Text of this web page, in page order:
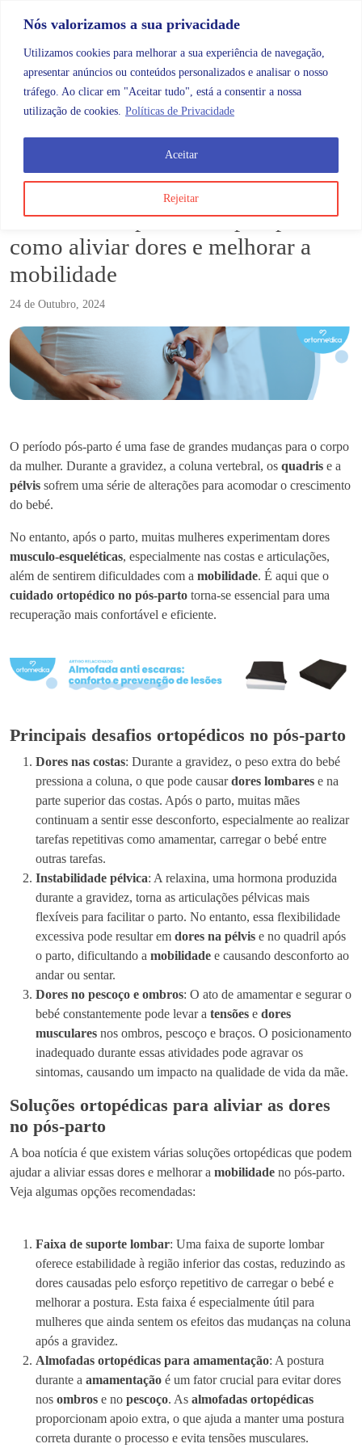
Nós valorizamos a sua privacidade
Utilizamos cookies para melhorar a sua experiência de navegação,
apresentar anúncios ou conteúdos personalizados e analisar o nosso
tráfego. Ao clicar em "Aceitar tudo", está a consentir a nossa
utilização de cookies. Políticas de Privacidade
Rejeitar
Aceitar
Categorias
Cuidado ortopédico no pós-parto: como aliviar
Cuidado ortopédico no pós-parto:
como aliviar dores e melhorar a
mobilidade
24 de Outubro, 2024
O período pós-parto é uma fase de grandes mudanças para o corpo
da mulher. Durante a gravidez, a coluna vertebral, os quadris e a
pélvis sofrem uma série de alterações para acomodar o crescimento
do bebé.
No entanto, após o parto, muitas mulheres experimentam dores
musculo-esqueléticas, especialmente nas costas e articulações,
além de sentirem dificuldades com a mobilidade. É aqui que o
cuidado ortopédico no pós-parto torna-se essencial para uma
recuperação mais confortável e eficiente.
Principais desafios ortopédicos no pós-parto
Dores nas costas: Durante a gravidez, o peso extra do bebé
pressiona a coluna, o que pode causardores lombares e na
parte superior das costas. Após o parto, muitas mães
continuam a sentir esse desconforto, especialmente ao realizar
tarefas repetitivas como amamentar, carregar o bebé entre
outras tarefas.
Instabilidade pélvica: A relaxina, uma hormona produzida
durante a gravidez, torna as articulações pélvicas mais
flexíveis para facilitar o parto. No entanto, essa flexibilidade
excessiva pode resultar em dores na pélvis e no quadril após
o parto, dificultando a mobilidade e causando desconforto ao
andar ou sentar.
Dores no pescoço e ombros: O ato de amamentar e segurar o
bebé constantemente pode levar a tensões e dores
musculares nos ombros, pescoço e braços. O posicionamento
inadequado durante essas atividades pode agravar os
sintomas, causando um impacto na qualidade de vida da mãe.
Soluções ortopédicas para aliviar as dores
no pós-parto
A boa notícia é que existem várias soluções ortopédicas que podem
ajudar a aliviar essas dores e melhorar a mobilidade no pós-parto.
Veja algumas opções recomendadas:
Faixa de suporte lombar: Uma faixa de suporte lombar
oferece estabilidade à região inferior das costas, reduzindo as
dores causadas pelo esforço repetitivo de carregar o bebé e
melhorar a postura. Esta faixa é especialmente útil para
mulheres que ainda sentem os efeitos das mudanças na coluna
após a gravidez.
Almofadas ortopédicas para amamentação: A postura
durante a amamentação é um fator crucial para evitar dores
nos ombros e no pescoço. As almofadas ortopédicas
proporcionam apoio extra, o que ajuda a manter uma postura
correta durante o processo e evita tensões musculares.